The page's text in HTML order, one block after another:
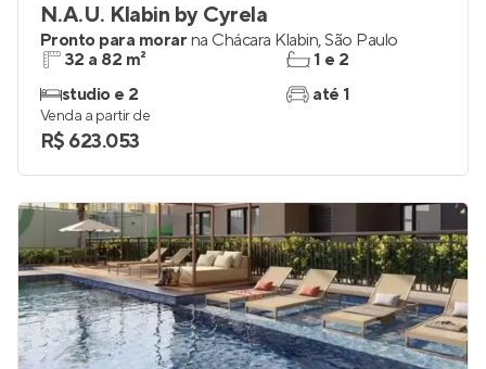
N.A.U. Klabin by Cyrela
Pronto para morar na Chácara Klabin,São Paulo
32 a 82 m²
studio e 2
1 e 2
até 1
Venda a partir de
R$ 623.053